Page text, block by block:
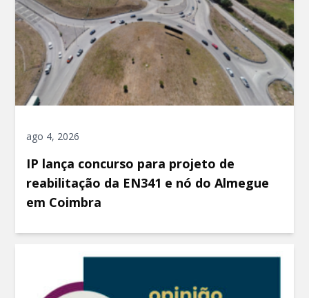
ago 4, 2026
IP lança concurso para projeto de
reabilitação da EN341 e nó do Almegue
em Coimbra